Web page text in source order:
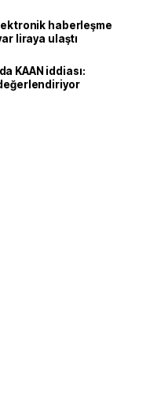
haberleşme
liraya ulaştı
KAAN iddiası:
değerlendiriyor